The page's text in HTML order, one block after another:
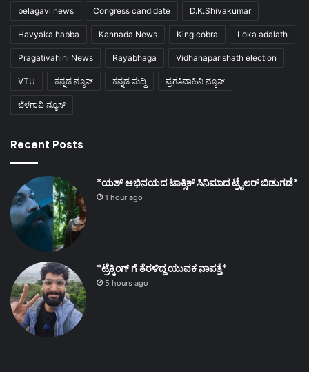
belagavi news Congress candidate D.K.Shivakumar
Havyaka habba Kannada News King cobra Loka adalath
Pragativahini News Rayabhaga Vidhanaparishath election
VTU ಕನ್ನಡ ನ್ಯೂಸ್ ಕನ್ನಡ ಸುದ್ದಿ ಪ್ರಗತಿವಾಹಿನಿ ನ್ಯೂಸ್
ಬೆಳಗಾವಿ ನ್ಯೂಸ್
Recent Posts
*ಯಶ್ ಅಭಿನಯದ ಟಾಕ್ಸಿಕ್ ಸಿನಿಮಾದ ಟ್ರೈಲರ್ ಬಿಡುಗಡೆ*
1 hour ago
*ಟ್ರೆಕ್ಕಿಂಗ್ ಗೆ ತೆರಳಿದ್ದ ಯುವಕ ನಾಪತ್ತೆ*
5 hours ago